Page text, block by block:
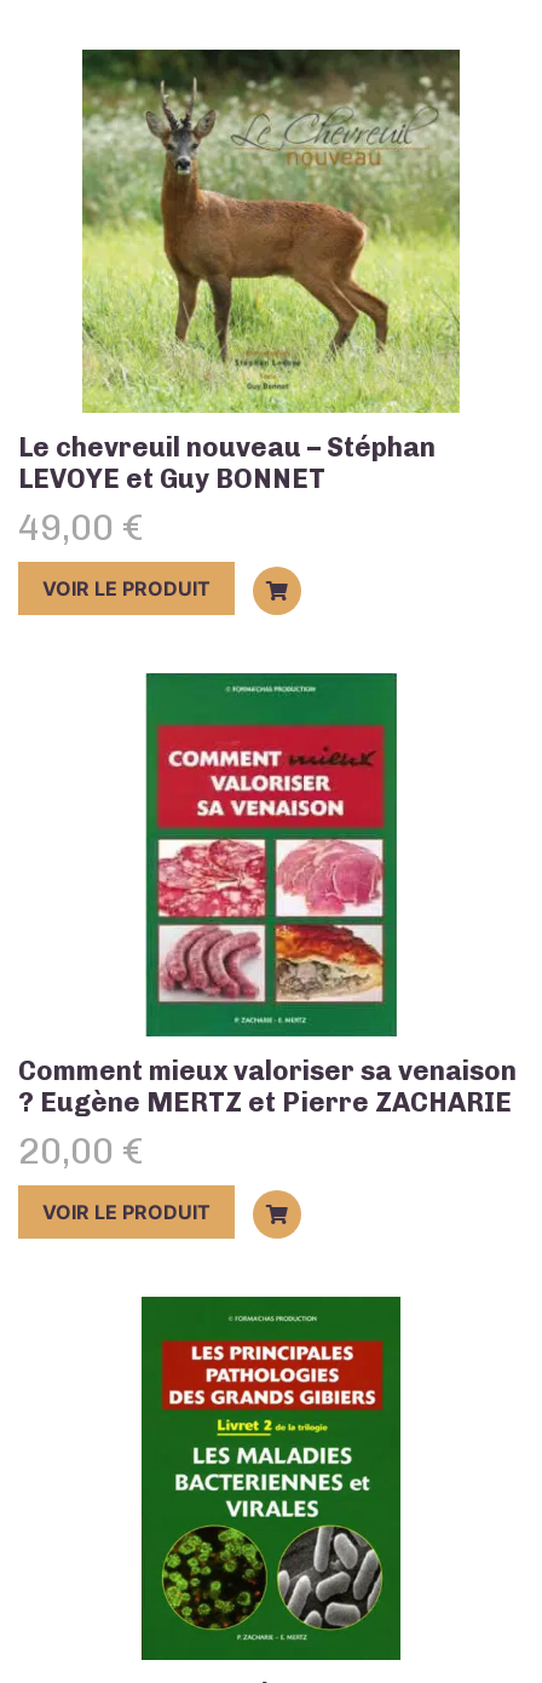
Le chevreuil nouveau – Stéphan
LEVOYE et Guy BONNET
49,00 €
VOIR LE PRODUIT
Comment mieux valoriser sa venaison
? Eugène MERTZ et Pierre ZACHARIE
20,00 €
VOIR LE PRODUIT